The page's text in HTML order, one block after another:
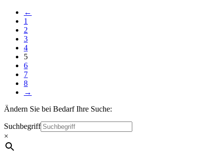
←
1
2
3
4
5
6
7
8
→
Ändern Sie bei Bedarf Ihre Suche:
Suchbegriff
×